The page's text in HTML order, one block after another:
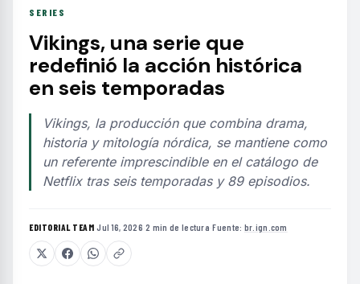
SERIES
Vikings, una serie que
redefinió la acción histórica
en seis temporadas
Vikings, la producción que combina drama,
historia y mitología nórdica, se mantiene como
un referente imprescindible en el catálogo de
Netflix tras seis temporadas y 89 episodios.
EDITORIAL TEAM·Jul 16, 2026·2 min de lectura·Fuente: br.ign.com